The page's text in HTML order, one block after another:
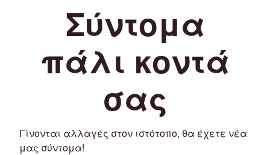
Σύντομα
πάλι κοντά
σας
Γίνονται αλλαγές στον ιστότοπο, θα έχετε νέα
μας σύντομα!